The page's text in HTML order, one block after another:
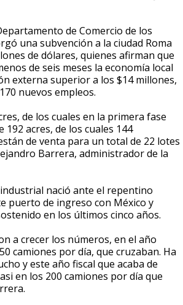
de Comercio de los
una subvención a la ciudad Roma
de dólares, quienes afirman que
de seis meses la economía local
externa superior a los $14 millones,
nuevos empleos.
de los cuales en la primera fase
192 acres, de los cuales 144
de venta para un total de 22 lotes
Barrera, administrador de la
nació ante el repentino
puerto de ingreso con México y
en los últimos cinco años.
a crecer los números, en el año
camiones por día, que cruzaban. Ha
y este año fiscal que acaba de
en los 200 camiones por día que